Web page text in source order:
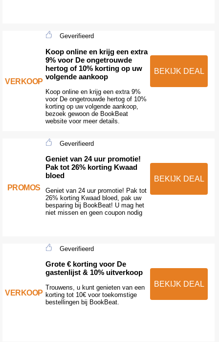
VERKOOP
Geverifieerd
Koop online en krijg een extra
9% voor De ongetrouwde
hertog of 10% korting op uw
volgende aankoop
Koop online en krijg een extra 9%
voor De ongetrouwde hertog of 10%
korting op uw volgende aankoop,
bezoek gewoon de BookBeat
website voor meer details.
BEKIJK DEAL
PROMOS
Geverifieerd
Geniet van 24 uur promotie!
Pak tot 26% korting Kwaad
bloed
Geniet van 24 uur promotie! Pak tot
26% korting Kwaad bloed, pak uw
besparing bij BookBeat! U mag het
niet missen en geen coupon nodig
BEKIJK DEAL
VERKOOP
Geverifieerd
Grote € korting voor De
gastenlijst & 10% uitverkoop
Trouwens, u kunt genieten van een
korting tot 10€ voor toekomstige
bestellingen bij BookBeat.
BEKIJK DEAL